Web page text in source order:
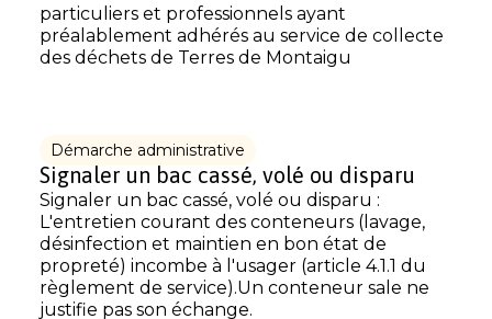
particuliers et professionnels ayant
préalablement adhérés au service de collecte
des déchets de Terres de Montaigu
Démarche administrative
Signaler un bac cassé, volé ou disparu
Signaler un bac cassé, volé ou disparu :
L'entretien courant des conteneurs (lavage,
désinfection et maintien en bon état de
propreté) incombe à l'usager (article 4.1.1 du
règlement de service).Un conteneur sale ne
justifie pas son échange.